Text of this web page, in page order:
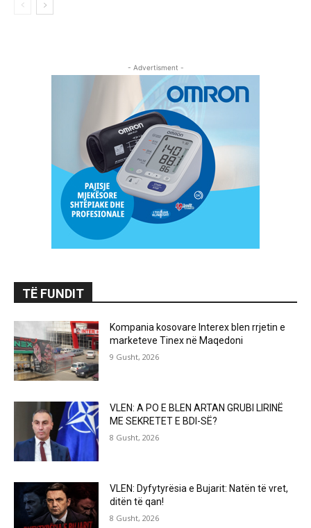
- Advertisment -
TË FUNDIT
Kompania kosovare Interex blen rrjetin e
marketeve Tinex në Maqedoni
9 Gusht, 2026
VLEN: A PO E BLEN ARTAN GRUBI LIRINË
ME SEKRETET E BDI-SË?
8 Gusht, 2026
VLEN: Dyfytyrësia e Bujarit: Natën të vret,
ditën të qan!
8 Gusht, 2026